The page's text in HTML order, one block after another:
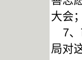
大会
7、
局对